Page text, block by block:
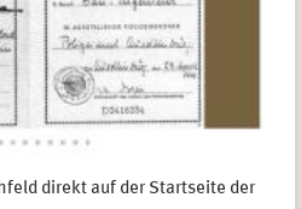
direkt auf der Startseite der